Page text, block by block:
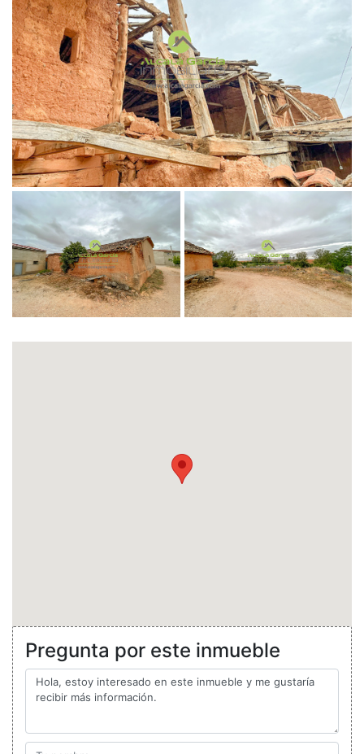
Pregunta por este inmueble